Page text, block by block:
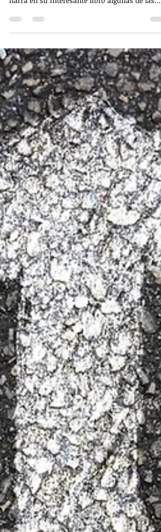
Quiero compartir otra idea del autor de Cómo
si. El líder que transformó Betterware México
sobreponerse a los retos y lograr grandes
alturas. En el libro habla de 9 principios que te
los recomiendo los conozcas y apliques.
dejarte como invitación a explorar su obra 3 de
ellos que considero refuerzan estos patrones
las mejores prácticas que siguen todos los
líderes para construir g